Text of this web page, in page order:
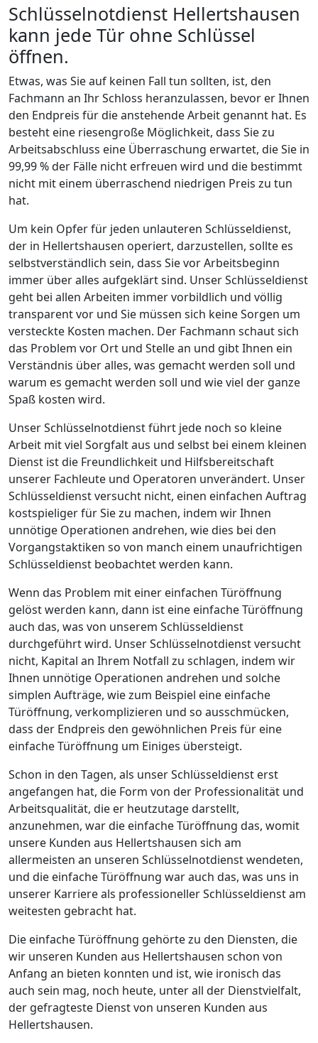
Schlüsselnotdienst Hellertshausen
kann jede Tür ohne Schlüssel
öffnen.
Etwas, was Sie auf keinen Fall tun sollten, ist, den
Fachmann an Ihr Schloss heranzulassen, bevor er Ihnen
den Endpreis für die anstehende Arbeit genannt hat. Es
besteht eine riesengroße Möglichkeit, dass Sie zu
Arbeitsabschluss eine Überraschung erwartet, die Sie in
99,99 % der Fälle nicht erfreuen wird und die bestimmt
nicht mit einem überraschend niedrigen Preis zu tun
hat.
Um kein Opfer für jeden unlauteren Schlüsseldienst,
der in Hellertshausen operiert, darzustellen, sollte es
selbstverständlich sein, dass Sie vor Arbeitsbeginn
immer über alles aufgeklärt sind. Unser Schlüsseldienst
geht bei allen Arbeiten immer vorbildlich und völlig
transparent vor und Sie müssen sich keine Sorgen um
versteckte Kosten machen. Der Fachmann schaut sich
das Problem vor Ort und Stelle an und gibt Ihnen ein
Verständnis über alles, was gemacht werden soll und
warum es gemacht werden soll und wie viel der ganze
Spaß kosten wird.
Unser Schlüsselnotdienst führt jede noch so kleine
Arbeit mit viel Sorgfalt aus und selbst bei einem kleinen
Dienst ist die Freundlichkeit und Hilfsbereitschaft
unserer Fachleute und Operatoren unverändert. Unser
Schlüsseldienst versucht nicht, einen einfachen Auftrag
kostspieliger für Sie zu machen, indem wir Ihnen
unnötige Operationen andrehen, wie dies bei den
Vorgangstaktiken so von manch einem unaufrichtigen
Schlüsseldienst beobachtet werden kann.
Wenn das Problem mit einer einfachen Türöffnung
gelöst werden kann, dann ist eine einfache Türöffnung
auch das, was von unserem Schlüsseldienst
durchgeführt wird. Unser Schlüsselnotdienst versucht
nicht, Kapital an Ihrem Notfall zu schlagen, indem wir
Ihnen unnötige Operationen andrehen und solche
simplen Aufträge, wie zum Beispiel eine einfache
Türöffnung, verkomplizieren und so ausschmücken,
dass der Endpreis den gewöhnlichen Preis für eine
einfache Türöffnung um Einiges übersteigt.
Schon in den Tagen, als unser Schlüsseldienst erst
angefangen hat, die Form von der Professionalität und
Arbeitsqualität, die er heutzutage darstellt,
anzunehmen, war die einfache Türöffnung das, womit
unsere Kunden aus Hellertshausen sich am
allermeisten an unseren Schlüsselnotdienst wendeten,
und die einfache Türöffnung war auch das, was uns in
unserer Karriere als professioneller Schlüsseldienst am
weitesten gebracht hat.
Die einfache Türöffnung gehörte zu den Diensten, die
wir unseren Kunden aus Hellertshausen schon von
Anfang an bieten konnten und ist, wie ironisch das
auch sein mag, noch heute, unter all der Dienstvielfalt,
der gefragteste Dienst von unseren Kunden aus
Hellertshausen.